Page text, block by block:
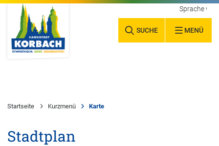
SUCHE MENÜ
Sprache
Startseite Kurzmenü Karte
Stadtplan